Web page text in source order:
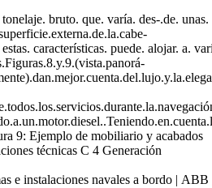
bruto. que. varía. des-.de.
características. puede. alojar. a.
9: Ejemplo de mobiliario y acabados
técnicas C 4 Generación
e instalaciones navales a bordo |